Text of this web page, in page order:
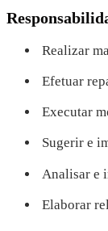
Realizar
Efetuar
Executar
Sugerir e
Analisar e
Elaborar